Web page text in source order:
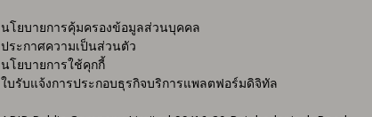
นโยบายการคุ้มครองข้อมูลส่วนบุคคล
ประกาศความเป็นส่วนตัว
นโยบายการใช้คุกกี้
ใบรับแจ้งการประกอบธุรกิจบริการแพลตฟอร์มดิจิทัล